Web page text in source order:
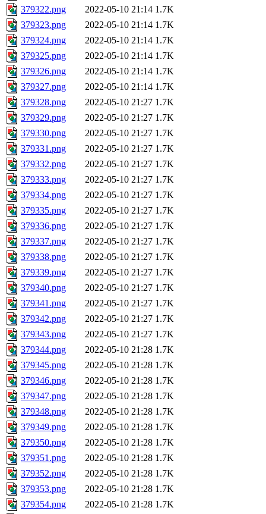
379322.png
2022-05-10 21:14 1.7K
379323.png
2022-05-10 21:14 1.7K
379324.png
2022-05-10 21:14 1.7K
379325.png
2022-05-10 21:14 1.7K
379326.png
2022-05-10 21:14 1.7K
379327.png
2022-05-10 21:14 1.7K
379328.png
2022-05-10 21:27 1.7K
379329.png
2022-05-10 21:27 1.7K
379330.png
2022-05-10 21:27 1.7K
379331.png
2022-05-10 21:27 1.7K
379332.png
2022-05-10 21:27 1.7K
379333.png
2022-05-10 21:27 1.7K
379334.png
2022-05-10 21:27 1.7K
379335.png
2022-05-10 21:27 1.7K
379336.png
2022-05-10 21:27 1.7K
379337.png
2022-05-10 21:27 1.7K
379338.png
2022-05-10 21:27 1.7K
379339.png
2022-05-10 21:27 1.7K
379340.png
2022-05-10 21:27 1.7K
379341.png
2022-05-10 21:27 1.7K
379342.png
2022-05-10 21:27 1.7K
379343.png
2022-05-10 21:27 1.7K
379344.png
2022-05-10 21:28 1.7K
379345.png
2022-05-10 21:28 1.7K
379346.png
2022-05-10 21:28 1.7K
379347.png
2022-05-10 21:28 1.7K
379348.png
2022-05-10 21:28 1.7K
379349.png
2022-05-10 21:28 1.7K
379350.png
2022-05-10 21:28 1.7K
379351.png
2022-05-10 21:28 1.7K
379352.png
2022-05-10 21:28 1.7K
379353.png
2022-05-10 21:28 1.7K
379354.png
2022-05-10 21:28 1.7K